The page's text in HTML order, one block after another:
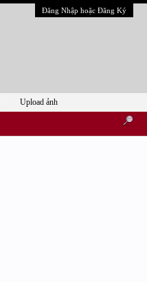
Đăng Nhập hoặc Đăng Ký
Upload ảnh